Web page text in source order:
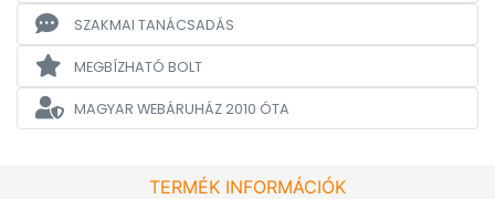
SZAKMAI TANÁCSADÁS
MEGBÍZHATÓ BOLT
MAGYAR WEBÁRUHÁZ2010 ÓTA
TERMÉK INFORMÁCIÓK